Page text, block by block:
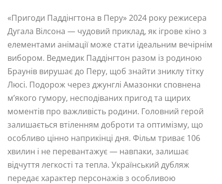
«Пригоди Паддінгтона в Перу» 2024 року режисера
Дугала Вілсона — чудовий приклад, як ігрове кіно з
елементами анімації може стати ідеальним вечірнім
вибором. Ведмедик Паддінгтон разом із родиною
Браунів вирушає до Перу, щоб знайти зниклу тітку
Люсі. Подорож через джунглі Амазонки сповнена
м’якого гумору, несподіваних пригод та щирих
моментів про важливість родини. Головний герой
залишається втіленням доброти та оптимізму, що
особливо цінно наприкінці дня. Фільм триває 106
хвилин і не перевантажує — навпаки, залишає
відчуття легкості та тепла. Український дубляж
передає характер персонажів з особливою